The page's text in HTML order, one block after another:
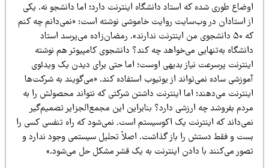
طوری شده که استاد دانشگاه اینترنت دارد؛ اما دانشجو نه. یکی
استادان در وب‌سایت روایت خاموشی نوشته است: «نمی‌دانم چه کنم
که ۵۰ دانشجوی من اینترنت ندارند». رمضان‌زاده می‌پرسد استاد
به‌تنهایی می‌خواهد چه کند؟ دانشجوی کامپیوتر هم نوشته
پرسرعت نیاز بدیهی اوست؛ اما حتی برای دیدن یک ویدئوی
ساده نمی‌تواند از یوتیوب استفاده کند. «می‌گویند به شرکت‌ها
می‌دهند؛ اما اینترنت داشتن شرکتی که نتواند محصولش را به
بفروشد چه ارزشی دارد؟ بنابراین این مجمع‌الجزایر تصمیم‌گیر
که اینترنت یک اکوسیستم است. نمی‌شود که راه تنفسی کسی را
و فقط دستش را باز گذاشت. اصلاً تحلیل سیستمی وجود ندارد و
می‌کنند با دادن اینترنت به یک قشر مشکل حل می‌شود.»